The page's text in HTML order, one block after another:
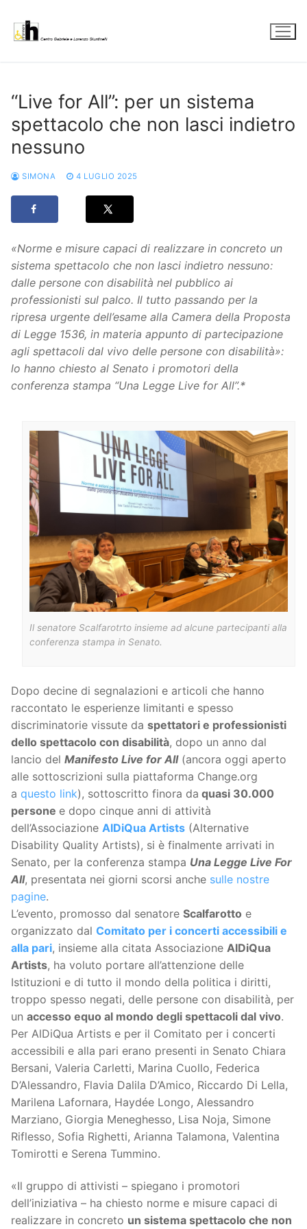
contenuto
“Live for All”: per un sistema
spettacolo che non lasci indietro
nessuno
SIMONA 4 LUGLIO 2025
«Norme e misure capaci di realizzare in concreto un
sistema spettacolo che non lasci indietro nessuno:
dalle persone con disabilità nel pubblico ai
professionisti sul palco. Il tutto passando per la
ripresa urgente dell’esame alla Camera della Proposta
di Legge 1536, in materia appunto di partecipazione
agli spettacoli dal vivo delle persone con disabilità»:
lo hanno chiesto al Senato i promotori della
conferenza stampa “Una Legge Live for All”.*
Il senatore Scalfarotrto insieme ad alcune partecipanti alla
conferenza stampa in Senato.
Dopo decine di segnalazioni e articoli che hanno
raccontato le esperienze limitanti e spesso
discriminatorie vissute da spettatori e professionisti
dello spettacolo con disabilità, dopo un anno dal
lancio del Manifesto Live for All(ancora oggi aperto
alle sottoscrizioni sulla piattaforma Change.org
a questo link), sottoscritto finora da quasi 30.000
persone e dopo cinque anni di attività
dell’Associazione AlDiQua Artists (Alternative
Disability Quality Artists), si è finalmente arrivati in
Senato, per la conferenza stampa Una Legge Live For
All, presentata nei giorni scorsi anche sulle nostre
pagine.
L’evento, promosso dal senatore Scalfarotto e
organizzato dal Comitato per i concerti accessibili e
alla pari, insieme alla citata Associazione AlDiQua
Artists, ha voluto portare all’attenzione delle
Istituzioni e di tutto il mondo della politica i diritti,
troppo spesso negati, delle persone con disabilità, per
un accesso equo al mondo degli spettacoli dal vivo.
Per AlDiQua Artists e per il Comitato per i concerti
accessibili e alla pari erano presenti in Senato Chiara
Bersani, Valeria Carletti, Marina Cuollo, Federica
D’Alessandro, Flavia Dalila D’Amico, Riccardo Di Lella,
Marilena Lafornara, Haydée Longo, Alessandro
Marziano, Giorgia Meneghesso, Lisa Noja, Simone
Riflesso, Sofia Righetti, Arianna Talamona, Valentina
Tomirotti e Serena Tummino.
«Il gruppo di attivisti – spiegano i promotori
dell’iniziativa – ha chiesto norme e misure capaci di
realizzare in concreto un sistema spettacolo che non